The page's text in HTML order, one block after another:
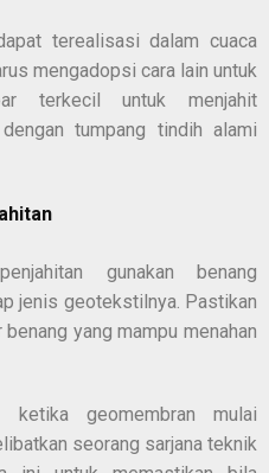
terealisasi dalam cuaca
mengadopsi cara lain untuk
terkecil untuk menjahit
tumpang tindih alami
gunakan benang
jenis geotekstilnya. Pastikan
yang mampu menahan
ketika geomembran mulai
seorang sarjana teknik